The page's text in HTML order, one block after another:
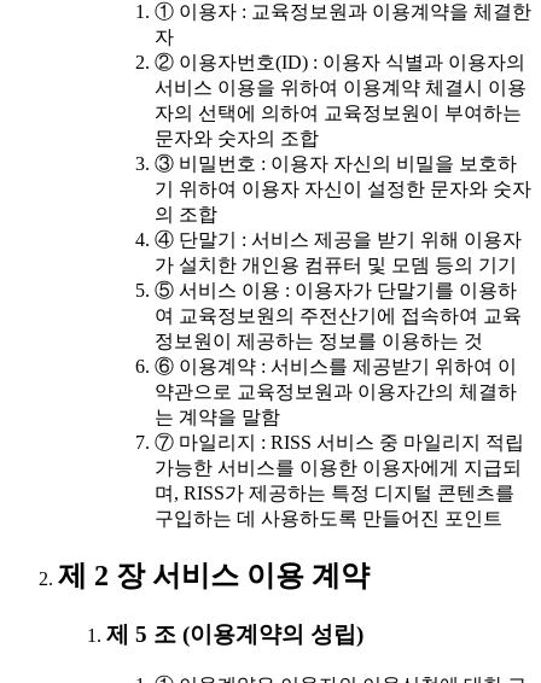
① 이용자 : 교육정보원과 이용계약을 체결한
자
② 이용자번호(ID) : 이용자 식별과 이용자의
서비스 이용을 위하여 이용계약 체결시 이용
자의 선택에 의하여 교육정보원이 부여하는
문자와 숫자의 조합
③ 비밀번호 : 이용자 자신의 비밀을 보호하
기 위하여 이용자 자신이 설정한 문자와 숫자
의 조합
④ 단말기 : 서비스 제공을 받기 위해 이용자
가 설치한 개인용 컴퓨터 및 모뎀 등의 기기
⑤ 서비스 이용 : 이용자가 단말기를 이용하
여 교육정보원의 주전산기에 접속하여 교육
정보원이 제공하는 정보를 이용하는 것
⑥ 이용계약 : 서비스를 제공받기 위하여 이
약관으로 교육정보원과 이용자간의 체결하
는 계약을 말함
⑦ 마일리지 : RISS 서비스 중 마일리지 적립
가능한 서비스를 이용한 이용자에게 지급되
며, RISS가 제공하는 특정 디지털 콘텐츠를
구입하는 데 사용하도록 만들어진 포인트
제 2 장 서비스 이용 계약
제 5 조 (이용계약의 성립)